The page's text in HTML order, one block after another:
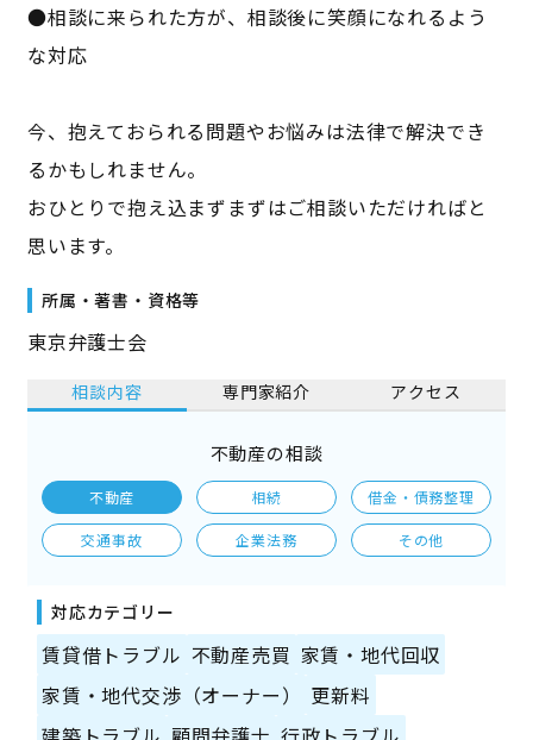
●相談に来られた方が、相談後に笑顔になれるよう
な対応
今、抱えておられる問題やお悩みは法律で解決でき
るかもしれません。
おひとりで抱え込まずまずはご相談いただければと
思います。
所属・著書・資格等
東京弁護士会
相談内容 専門家紹介 アクセス
不動産の相談
不動産 相続 借金・債務整理
交通事故 企業法務 その他
対応カテゴリー
賃貸借トラブル 不動産売買 家賃・地代回収
家賃・地代交渉（オーナー）
更新料